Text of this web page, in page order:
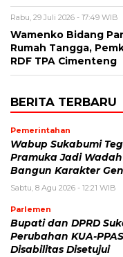
Rabu, 29 Juli 2026 - 17:49 WIB
Wamenko Bidang
Rumah Tangga,
RDF TPA Cimenteng
BERITA TERBARU
Pemerintahan
Wabup Sukabumi
Pramuka Jadi
Bangun Karakter
Sabtu, 8 Agu 2026 - 12:21 WIB
Parlemen
Bupati dan DPRD
Perubahan KUA-
Disabilitas Disetujui